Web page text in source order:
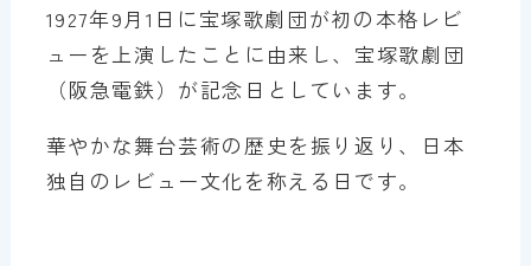
1927年9月1日に宝塚歌劇団が初の本格レビ
ューを上演したことに由来し、宝塚歌劇団
（阪急電鉄）が記念日としています。
華やかな舞台芸術の歴史を振り返り、日本
独自のレビュー文化を称える日です。